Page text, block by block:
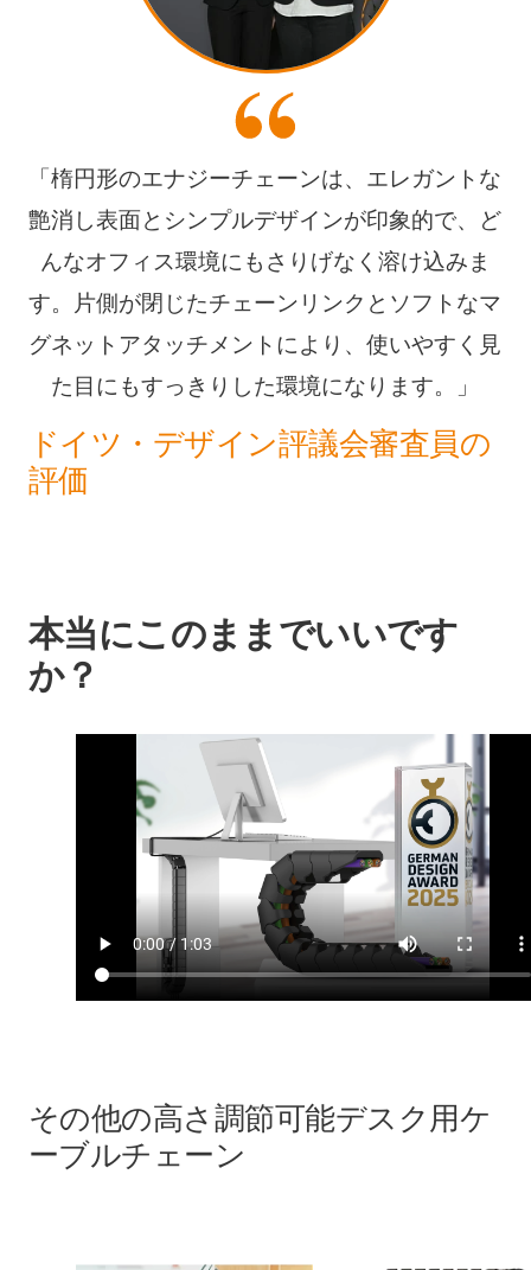
「楕円形のエナジーチェーンは、エレガントな
艶消し表面とシンプルデザインが印象的で、ど
んなオフィス環境にもさりげなく溶け込みま
す。片側が閉じたチェーンリンクとソフトなマ
グネットアタッチメントにより、使いやすく見
た目にもすっきりした環境になります。」
ドイツ・デザイン評議会審査員の
評価
本当にこのままでいいです
か？
その他の高さ調節可能デスク用ケ
ーブルチェーン